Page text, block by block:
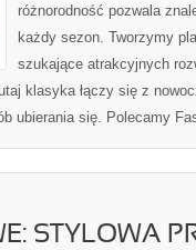
różnorodność pozwala
każdy sezon. Tworzymy
szukające atrakcyjnych
klasyka łączy się z
ubierania się. Polecamy
STYLOWA